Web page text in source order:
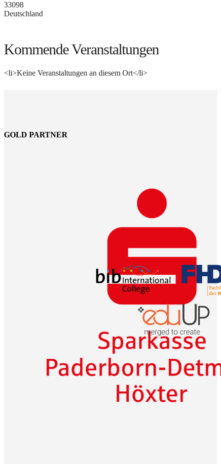
33098
Deutschland
Kommende Veranstaltungen
<li>Keine Veranstaltungen an diesem Ort</li>
GOLD PARTNER